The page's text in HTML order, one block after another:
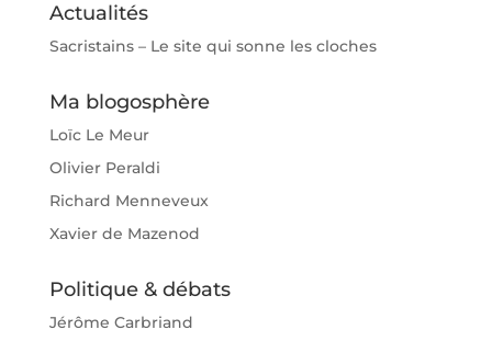
Actualités
Sacristains – Le site qui sonne les cloches
Ma blogosphère
Loïc Le Meur
Olivier Peraldi
Richard Menneveux
Xavier de Mazenod
Politique & débats
Jérôme Carbriand